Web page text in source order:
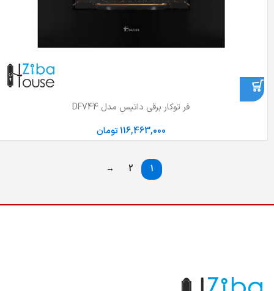
فر توکار برقی داتیس مدل DF744
116,463,000تومان
1
2
→